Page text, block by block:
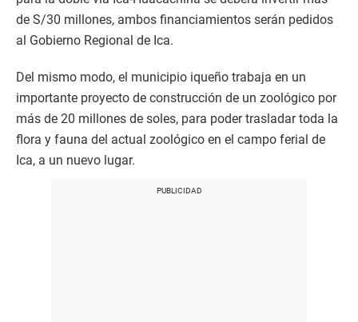
de S/30 millones, ambos financiamientos serán pedidos
al Gobierno Regional de Ica.
Del mismo modo, el municipio iqueño trabaja en un
importante proyecto de construcción de un zoológico por
más de 20 millones de soles, para poder trasladar toda la
flora y fauna del actual zoológico en el campo ferial de
Ica, a un nuevo lugar.